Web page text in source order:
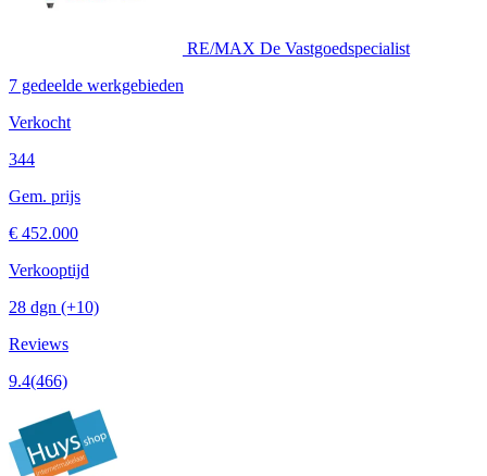
RE/MAX De Vastgoedspecialist
7 gedeelde werkgebieden
Verkocht
344
Gem. prijs
€ 452.000
Verkooptijd
28 dgn (+10)
Reviews
9.4(466)